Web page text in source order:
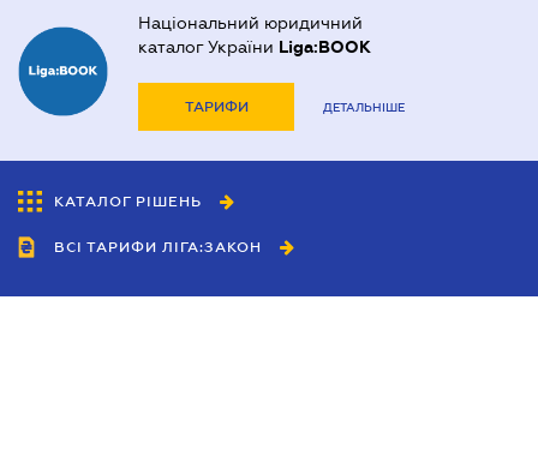
Національний юридичний
каталог України Liga:BOOK
ТАРИФИ ДЕТАЛЬНІШЕ
КАТАЛОГ РІШЕНЬ
ВСІ ТАРИФИ ЛІГА:ЗАКОН